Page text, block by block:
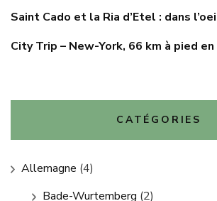
Saint Cado et la Ria d’Etel : dans
City Trip – New-York, 66 km à pied en
CATÉGORIES
Allemagne (4)
Bade-Wurtemberg (2)